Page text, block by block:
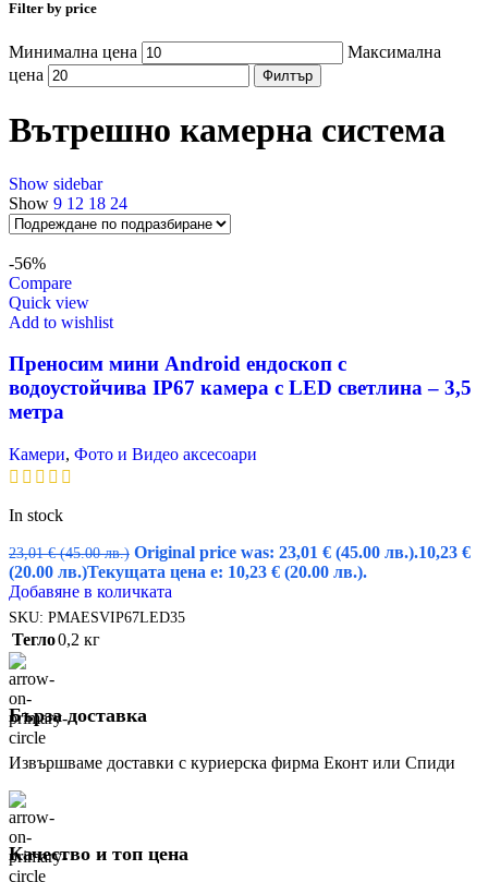
Filter by price
Минимална цена
Максимална
цена
Филтър
Вътрешно камерна система
Show sidebar
Show 9 12 18 24
-56%
Compare
Quick view
Add to wishlist
Преносим мини Android ендоскоп с
водоустойчива IP67 ĸaмepa c LЕD cвeтлинa – 3,5
мeтpa
Камери, Фото и Видео аксесоари
In stock
23,01€ (45.00 лв.) Original price was: 23,01 € (45.00 лв.).10,23 €
(20.00 лв.)Текущата цена е: 10,23 € (20.00 лв.).
Добавяне в количката
SKU: PMAESVIP67LED35
Тегло0,2 кг
Бърза доставка
Извършваме доставки с куриерска фирма Еконт или Спиди
Качество и топ цена